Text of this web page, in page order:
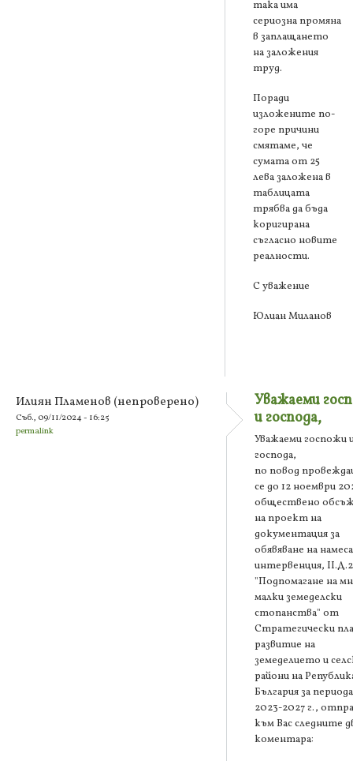
така има
сериозна промяна
в заплащането
на заложения
труд.
Поради
изложените по-
горе причини
смятаме, че
сумата от 25
лева заложена в
таблицата
трябва да бъда
коригирана
съгласно новите
реалности.
С уважение
Юлиан Миланов
Илиян Пламенов (непроверено)
Съб., 09/11/2024 - 16:25
permalink
Уважаеми
и господа,
Уважаеми госпожи
господа,
по повод
се до 12 ноември
обществено
на проект на
документация за
обявяване на
интервенция,
"Подпомагане на
малки земеделски
стопанства" от
Стратегически
развитие на
земеделието и
райони на
България за периода
2023-2027 г.,
към Вас следните
коментара: